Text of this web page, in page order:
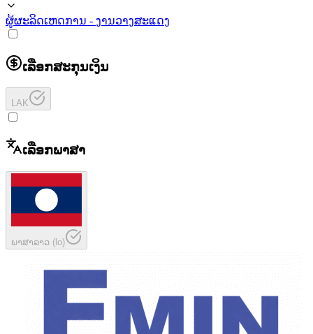
ຜູ້ຜະລິດເຫດການ - ງານວາງສະແດງ
ເລືອກສະກຸນເງິນ
LAK
ເລືອກພາສາ
ພາສາລາວ (lo)